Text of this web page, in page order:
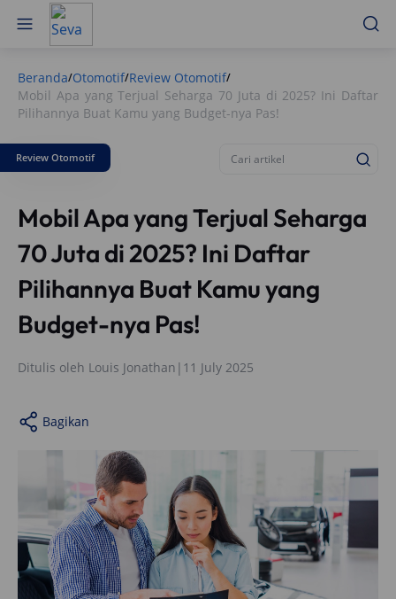
Beranda/Otomotif/Review Otomotif/
Mobil Apa yang Terjual Seharga 70 Juta di 2025? Ini Daftar
Pilihannya Buat Kamu yang Budget-nya Pas!
Review Otomotif
Mobil Apa yang Terjual Seharga
70 Juta di 2025? Ini Daftar
Pilihannya Buat Kamu yang
Budget-nya Pas!
Ditulis oleh Louis Jonathan | 11 July 2025
Bagikan